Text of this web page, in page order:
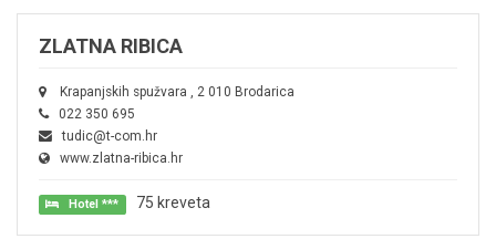
ZLATNA RIBICA
Krapanjskih spužvara , 2 010 Brodarica
022 350 695
tudic@t-com.hr
www.zlatna-ribica.hr
Hotel *** 75 kreveta